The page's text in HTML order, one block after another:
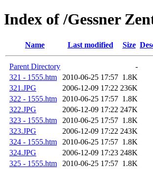
Index of /Gessner
Name Last modified Size
Parent Directory
-
321 - 1555.htm
2010-06-25 17:57 1.8K
321.JPG
2006-12-09 17:22 236K
322 - 1555.htm
2010-06-25 17:57 1.8K
322.JPG
2006-12-09 17:22 247K
323 - 1555.htm
2010-06-25 17:57 1.8K
323.JPG
2006-12-09 17:22 243K
324 - 1555.htm
2010-06-25 17:57 1.8K
324.JPG
2006-12-09 17:23 248K
325 - 1555.htm
2010-06-25 17:57 1.8K